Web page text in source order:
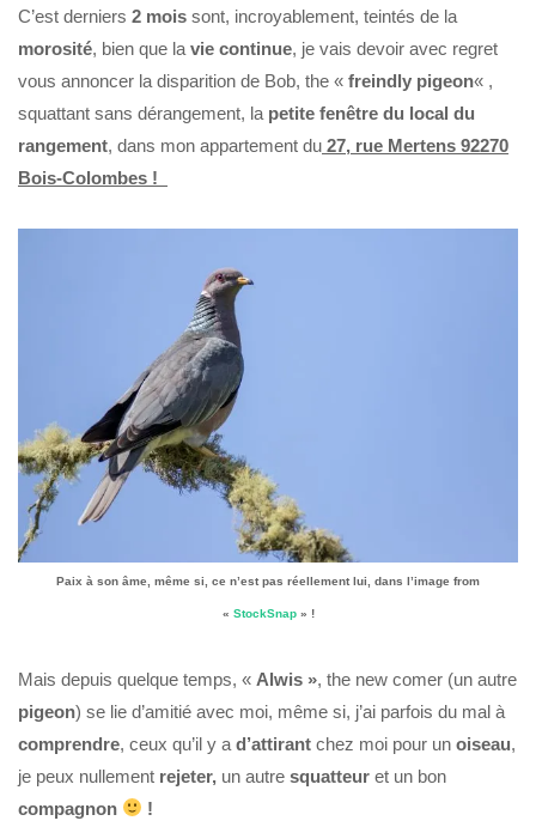
C’est derniers 2 mois sont, incroyablement, teintés de la
morosité, bien que la vie continue, je vais devoir avec regret
vous annoncer la disparition de Bob, the « freindly pigeon« ,
squattant sans dérangement, la petite fenêtre du local du
rangement, dans mon appartement du 27, rue Mertens 92270
Bois-Colombes !
Paix à son âme, même si, ce n’est pas réellement lui, dans l’image from
« StockSnap» !
Mais depuis quelque temps, « Alwis », the new comer (un autre
pigeon) se lie d’amitié avec moi, même si, j’ai parfois du mal à
comprendre, ceux qu’il y a d’attirant chez moi pour un oiseau,
je peux nullement rejeter, un autre squatteur et un bon
compagnon
!